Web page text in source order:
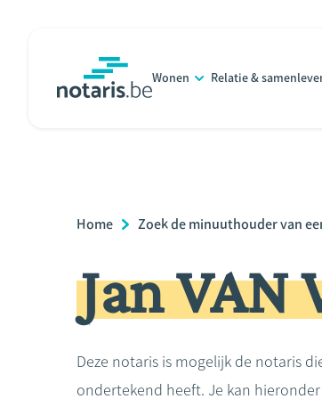
Wonen Relatie &
Breadcrumb
Home Zoek de minuuthouder van
Jan VAN
Deze notaris is mogelijk de notaris
ondertekend heeft. Je kan